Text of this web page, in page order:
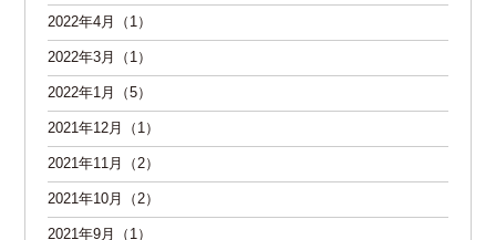
2022年4月（1）
2022年3月（1）
2022年1月（5）
2021年12月（1）
2021年11月（2）
2021年10月（2）
2021年9月（1）